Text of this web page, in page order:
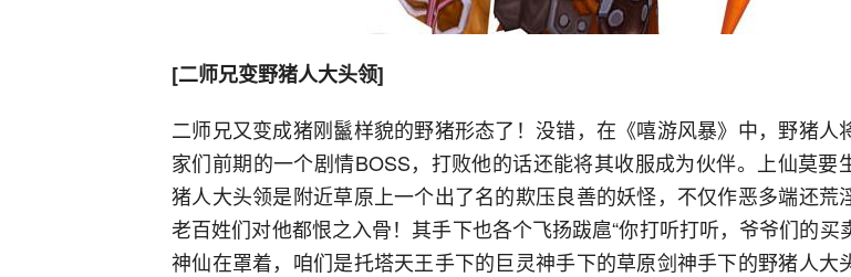
[二师兄变野猪人大头领]
二师兄又变成猪刚鬣样貌的野猪形态了！没错，在《嘻游风暴》中，野猪人
家们前期的一个剧情BOSS，打败他的话还能将其收服成为伙伴。上仙莫要
猪人大头领是附近草原上一个出了名的欺压良善的妖怪，不仅作恶多端还荒
老百姓们对他都恨之入骨！其手下也各个飞扬跋扈“你打听打听，爷爷们的买
神仙在罩着，咱们是托塔天王手下的巨灵神手下的草原剑神手下的野猪人大